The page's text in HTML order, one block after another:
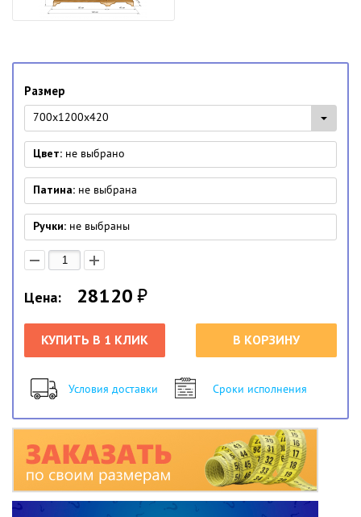
Размер
700х1200х420
Цвет: не выбрано
Патина: не выбрана
Ручки: не выбраны
Цена: 28120₽
КУПИТЬ В 1 КЛИК В КОРЗИНУ
Условия доставки Сроки исполнения